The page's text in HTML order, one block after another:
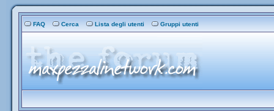
FAQ Cerca Lista degli utenti Gruppi utenti